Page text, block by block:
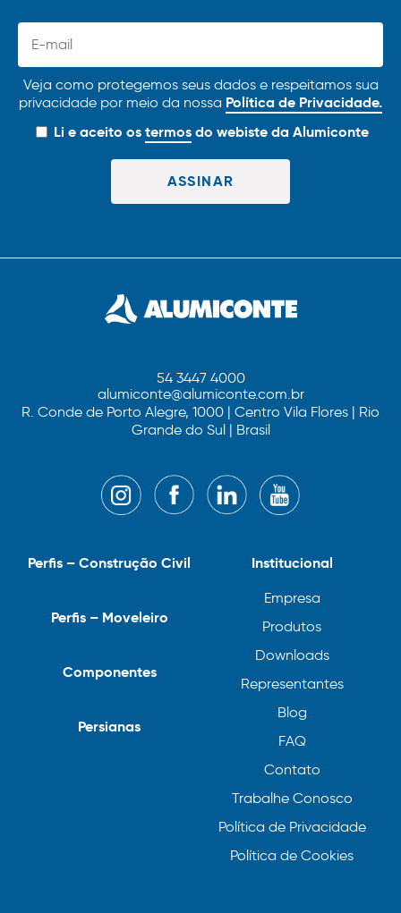
Veja como protegemos seus dados e respeitamos sua
privacidade por meio da nossa Política de Privacidade.
Li e aceito ostermosdo webiste da Alumiconte
54 3447 4000
alumiconte@alumiconte.com.br
R. Conde de Porto Alegre, 1000 | Centro Vila Flores | Rio
Grande do Sul | Brasil
Institucional
Empresa
Produtos
Downloads
Representantes
Blog
FAQ
Contato
Trabalhe Conosco
Política de Privacidade
Política de Cookies
Perfis – Construção Civil
Perfis – Moveleiro
Componentes
Persianas